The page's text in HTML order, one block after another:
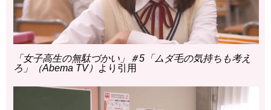
「女子高生の無駄づかい」＃5「ムダ毛の気持ちも考え
ろ」（Abema TV）
より引用